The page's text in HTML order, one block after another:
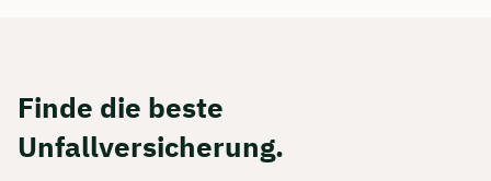
Finde die beste
Unfallversicherung.